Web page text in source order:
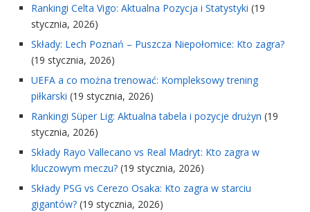
Rankingi Celta Vigo: Aktualna Pozycja i Statystyki (19
stycznia, 2026)
Składy: Lech Poznań – Puszcza Niepołomice: Kto zagra?
(19 stycznia, 2026)
UEFA a co można trenować: Kompleksowy trening
piłkarski (19 stycznia, 2026)
Rankingi Süper Lig: Aktualna tabela i pozycje drużyn (19
stycznia, 2026)
Składy Rayo Vallecano vs Real Madryt: Kto zagra w
kluczowym meczu? (19 stycznia, 2026)
Składy PSG vs Cerezo Osaka: Kto zagra w starciu
gigantów? (19 stycznia, 2026)